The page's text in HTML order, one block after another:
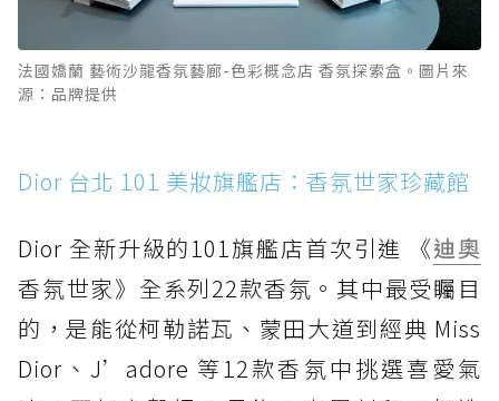
法國嬌蘭 藝術沙龍香氛藝廊-色彩概念店 香氛探索盒。圖片來
源：品牌提供
Dior 台北 101 美妝旗艦店：香氛世家珍藏館
Dior 全新升級的101旗艦店首次引進 《迪奧
香氛世家》全系列22款香氛。其中最受矚目
的，是能從柯勒諾瓦、蒙田大道到經典 Miss
Dior、J’adore 等12款香氛中挑選喜愛氣